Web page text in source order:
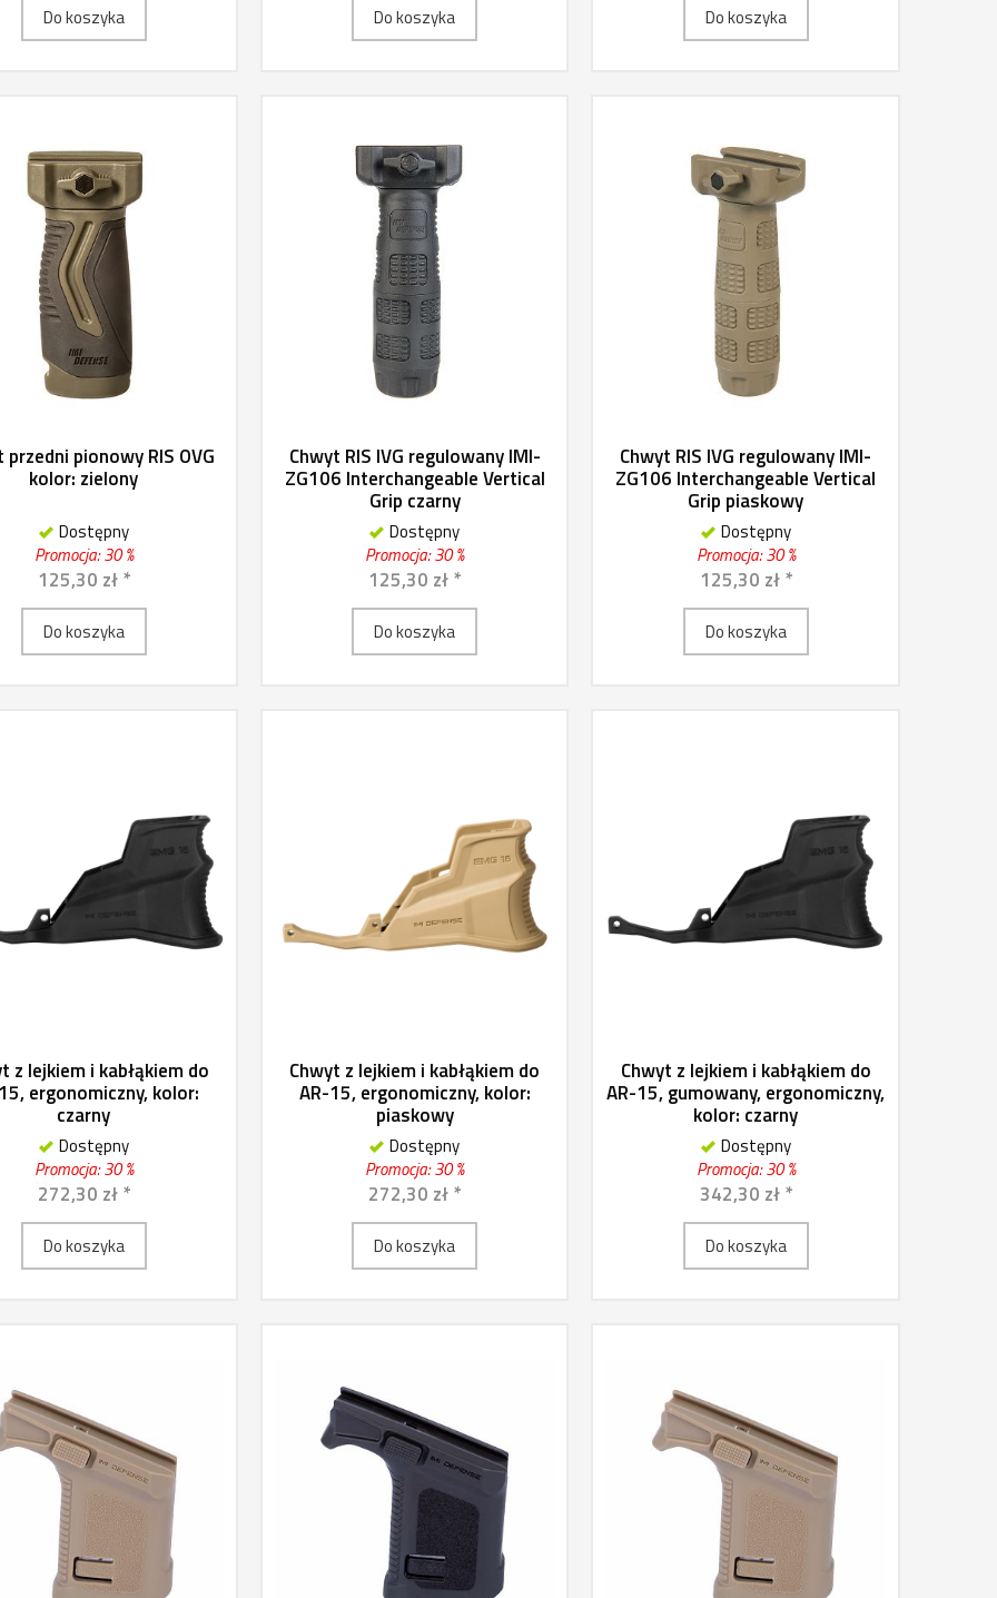
Do koszyka Do koszyka Do koszyka
przedni pionowy RIS OVG
kolor: zielony
Dostępny
Promocja: 30 %
125,30 zł *
Do koszyka
Chwyt RIS IVG regulowany IMI-
ZG106 Interchangeable Vertical
Grip czarny
Dostępny
Promocja: 30 %
125,30 zł *
Do koszyka
Chwyt RIS IVG regulowany IMI-
ZG106 Interchangeable Vertical
Grip piaskowy
Dostępny
Promocja: 30 %
125,30 zł *
Do koszyka
z lejkiem i kabłąkiem do
ergonomiczny, kolor:
czarny
Dostępny
Promocja: 30 %
272,30 zł *
Do koszyka
Chwyt z lejkiem i kabłąkiem do
AR-15, ergonomiczny, kolor:
piaskowy
Dostępny
Promocja: 30 %
272,30 zł *
Do koszyka
Chwyt z lejkiem i kabłąkiem do
AR-15, gumowany, ergonomiczny,
kolor: czarny
Dostępny
Promocja: 30 %
342,30 zł *
Do koszyka